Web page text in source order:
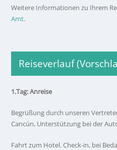
Weitere Informationen zu Ihrem
Amt.
Reiseverlauf
1.Tag: Anreise
Begrüßung durch unseren
Cancún, Unterstützung bei der
Fahrt zum Hotel. Check-in, bei